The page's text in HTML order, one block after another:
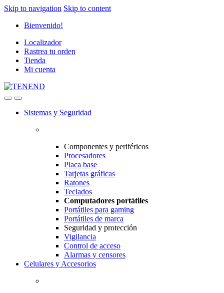
Skip to navigation Skip to content
Bienvenido!
Localizador
Rastrea tu orden
Tienda
Mi cuenta
Sistemas y Seguridad
Componentes y periféricos
Procesadores
Placa base
Tarjetas gráficas
Ratones
Teclados
Computadores portátiles
Portátiles para gaming
Portátiles de marca
Seguridad y protección
Vigilancia
Control de acceso
Alarmas y censores
Celulares y Accesorios